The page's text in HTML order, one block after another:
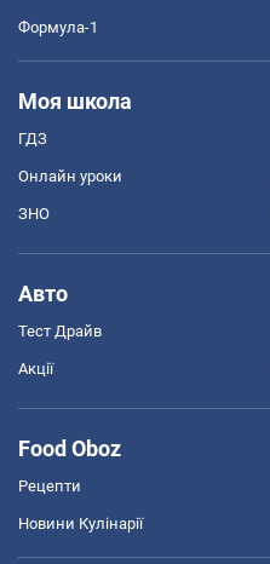
Формула-1
Моя школа
ГДЗ
Онлайн уроки
ЗНО
Авто
Тест Драйв
Акції
Food Oboz
Рецепти
Новини Кулінарії